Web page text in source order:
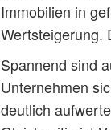
Immobilien in
Wertsteigerung.
Spannend sind
Unternehmen
deutlich